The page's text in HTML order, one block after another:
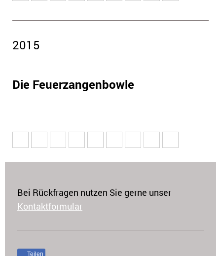
2015
Die Feuerzangenbowle
Bei Rückfragen nutzen Sie gerne unser
Kontaktformular
Teilen